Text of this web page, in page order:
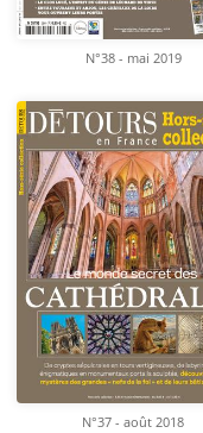
N°38 - mai 2019
N°37 - août 2018